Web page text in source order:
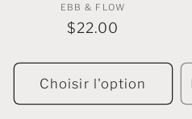
Marchands
:
EBB & FLOW
Prix
$22.00
Choisir l'option